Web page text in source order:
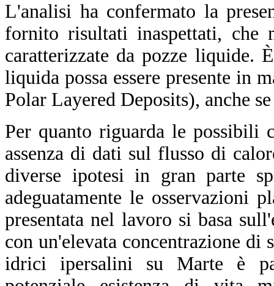
L'analisi ha confermato la
fornito risultati inaspettati, che
caratterizzate da pozze liquide.
liquida possa essere presente in
Polar Layered Deposits), anche
Per quanto riguarda le possibili
assenza di dati sul flusso di
diverse ipotesi in gran parte
adeguatamente le osservazioni
presentata nel lavoro si basa
con un'elevata concentrazione
idrici ipersalini su Marte è